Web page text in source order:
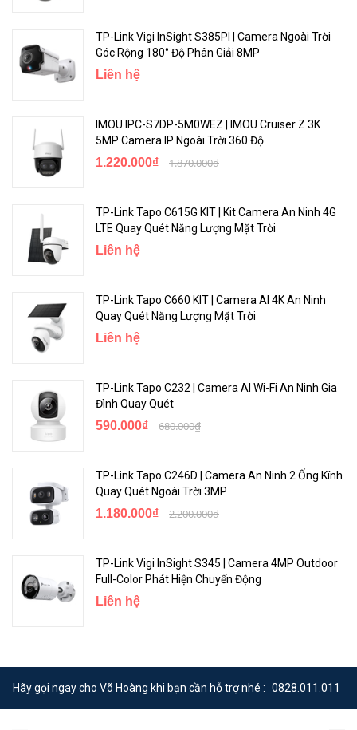
TP-Link Vigi InSight S385PI | Camera Ngoài Trời
Góc Rộng 180° Độ Phân Giải 8MP
Liên hệ
IMOU IPC-S7DP-5M0WEZ | IMOU Cruiser Z 3K
5MP Camera IP Ngoài Trời 360 Độ
1.220.000₫ 1.870.000₫
TP-Link Tapo C615G KIT | Kit Camera An Ninh 4G
LTE Quay Quét Năng Lượng Mặt Trời
Liên hệ
TP-Link Tapo C660 KIT | Camera AI 4K An Ninh
Quay Quét Năng Lượng Mặt Trời
Liên hệ
TP-Link Tapo C232 | Camera AI Wi-Fi An Ninh Gia
Đình Quay Quét
590.000₫ 680.000₫
TP-Link Tapo C246D | Camera An Ninh 2 Ống Kính
Quay Quét Ngoài Trời 3MP
1.180.000₫ 2.200.000₫
TP-Link Vigi InSight S345 | Camera 4MP Outdoor
Full-Color Phát Hiện Chuyển Động
Liên hệ
Hãy gọi ngay cho Võ Hoàng khi bạn cần hỗ trợ nhé : 0828.011.011